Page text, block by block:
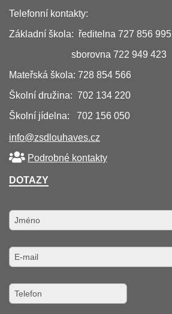
Telefonní kontakty:
Základní škola: ředitelna 727 856 995
sborovna 722 949 423
Mateřská škola: 728 854 566
Školní družina: 702 134 220
Školní jídelna: 702 156 050
info@zsdlouhaves.cz
Podrobné kontakty
DOTAZY